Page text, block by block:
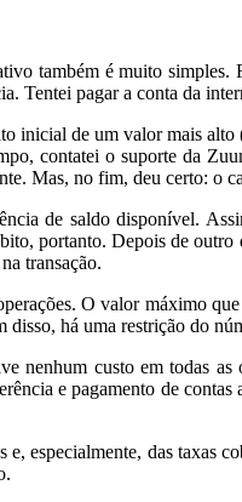
também é muito
Tentei pagar a conta da
inicial de um valor mais alto
contatei o suporte da
Mas, no fim, deu certo: o
de saldo disponível.
portanto. Depois de
transação.
O valor máximo
há uma restrição do
nenhum custo em todas
e pagamento de
especialmente, das taxas